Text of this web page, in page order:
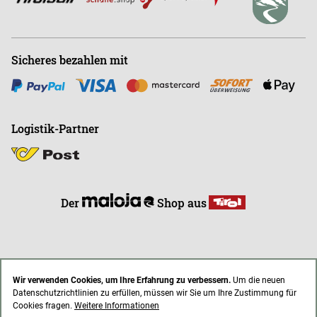
Wir verwenden Cookies, um Ihre Erfahrung zu verbessern. Um die neuen
Datenschutzrichtlinien zu erfüllen, müssen wir Sie um Ihre Zustimmung für
Cookies fragen. Weitere Informationen
Sicheres bezahlen mit
Logistik-Partner
Der Shop aus
* Alle Preise inkl. gesetzl. Mehrwertsteuer zzgl. Versandkosten